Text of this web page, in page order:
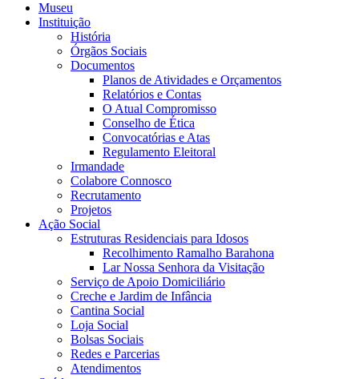
Museu
Instituição
História
Órgãos Sociais
Documentos
Planos de Atividades e Orçamentos
Relatórios e Contas
O Atual Compromisso
Conselho de Ética
Convocatórias e Atas
Regulamento Eleitoral
Irmandade
Colabore Connosco
Recrutamento
Projetos
Ação Social
Estruturas Residenciais para Idosos
Recolhimento Ramalho Barahona
Lar Nossa Senhora da Visitação
Serviço de Apoio Domiciliário
Creche e Jardim de Infância
Cantina Social
Loja Social
Bolsas Sociais
Redes e Parcerias
Atendimentos